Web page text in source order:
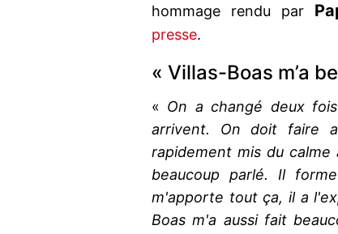
hommage rendu par
presse.
« Villas-Boas m’a
« On a changé deux
arrivent. On doit faire
rapidement mis du
beaucoup parlé. Il
m'apporte tout ça, il a
Boas m'a aussi fait